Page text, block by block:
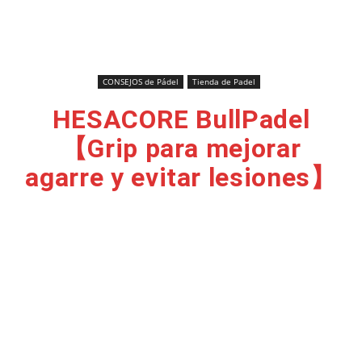
CONSEJOS de Pádel Tienda de Padel
HESACORE BullPadel
【Grip para mejorar
agarre y evitar lesiones】